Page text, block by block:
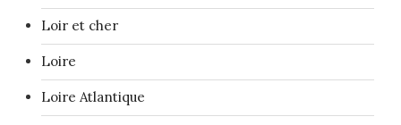
Loir et cher
Loire
Loire Atlantique